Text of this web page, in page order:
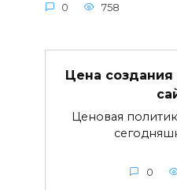
0 758
Цена
Ценовая
0